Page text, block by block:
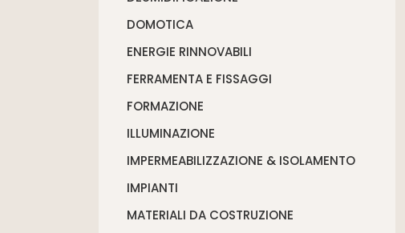
DOMOTICA
ENERGIE RINNOVABILI
FERRAMENTA E FISSAGGI
FORMAZIONE
ILLUMINAZIONE
IMPERMEABILIZZAZIONE & ISOLAMENTO
IMPIANTI
MATERIALI DA COSTRUZIONE